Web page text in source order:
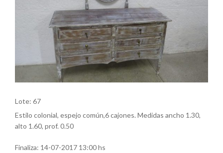
Lote: 67
Estilo colonial, espejo común,6 cajones. Medidas ancho 1.30,
alto 1.60, prof. 0.50
Finaliza: 14-07-2017 13:00 hs